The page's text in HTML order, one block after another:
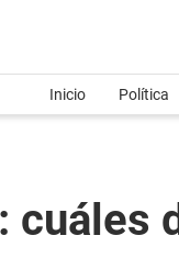
Inicio Política
cuáles